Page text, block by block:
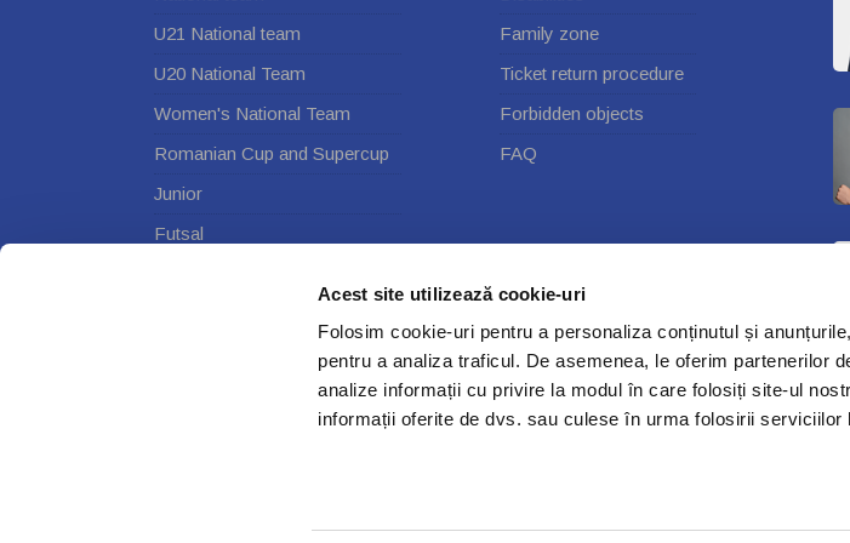
Acest site utilizează cookie-uri
Folosim cookie-uri pentru a personaliza conținutul și
pentru a analiza traficul. De asemenea, le oferim partenerilor
analize informații cu privire la modul în care folosiți site-ul
informații oferite de dvs. sau culese în urma folosirii serviciilor
U21 National team
U20 National Team
Women's National Team
Romanian Cup and Supercup
Junior
Futsal
Family zone
Ticket return procedure
Forbidden objects
FAQ